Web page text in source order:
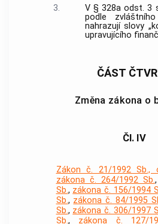
3.
V § 328a odst. 3
podle
nahrazují slovy
upravujícího
ČÁST
Změna zákona o
Čl. IV
Zákon č. 21/1992 Sb.,
zákona č. 264/1992 Sb.,
Sb., zákona č. 156/1994
Sb., zákona č. 84/1995
Sb., zákona č. 306/1997
Sb., zákona č. 127/